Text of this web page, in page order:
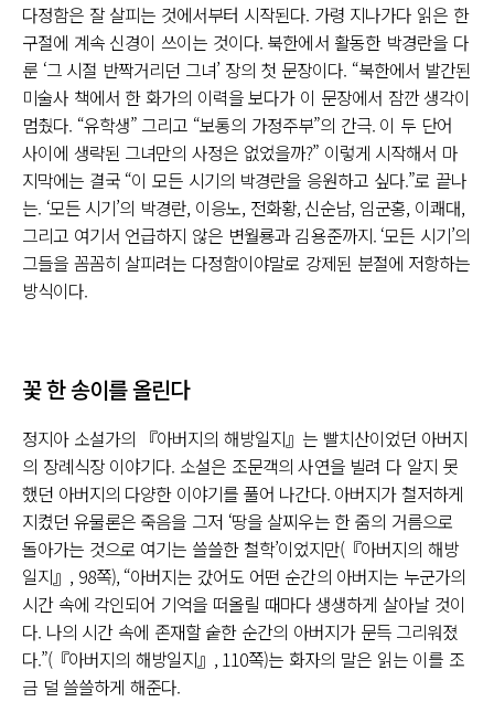
다정함은 잘 살피는 것에서부터 시작된다. 가령 지나가다 읽은 한
구절에 계속 신경이 쓰이는 것이다. 북한에서 활동한 박경란을 다
룬 ‘그 시절 반짝거리던 그녀’ 장의 첫 문장이다. “북한에서 발간된
미술사 책에서 한 화가의 이력을 보다가 이 문장에서 잠깐 생각이
멈췄다. “유학생” 그리고 “보통의 가정주부”의 간극. 이 두 단어
사이에 생략된 그녀만의 사정은 없었을까?” 이렇게 시작해서 마
지막에는 결국 “이 모든 시기의 박경란을 응원하고 싶다.”로 끝나
는. ‘모든 시기’의 박경란, 이응노, 전화황, 신순남, 임군홍, 이쾌대,
그리고 여기서 언급하지 않은 변월룡과 김용준까지. ‘모든 시기’의
그들을 꼼꼼히 살피려는 다정함이야말로 강제된 분절에 저항하는
방식이다.
꽃 한 송이를 올린다
정지아 소설가의 『아버지의 해방일지』는 빨치산이었던 아버지
의 장례식장 이야기다. 소설은 조문객의 사연을 빌려 다 알지 못
했던 아버지의 다양한 이야기를 풀어 나간다. 아버지가 철저하게
지켰던 유물론은 죽음을 그저 ‘땅을 살찌우는 한 줌의 거름으로
돌아가는 것으로 여기는 쓸쓸한 철학’이었지만(『아버지의 해방
일지』, 98쪽), “아버지는 갔어도 어떤 순간의 아버지는 누군가의
시간 속에 각인되어 기억을 떠올릴 때마다 생생하게 살아날 것이
다. 나의 시간 속에 존재할 숱한 순간의 아버지가 문득 그리워졌
다.”(『아버지의 해방일지』, 110쪽)는 화자의 말은 읽는 이를 조
금 덜 쓸쓸하게 해준다.